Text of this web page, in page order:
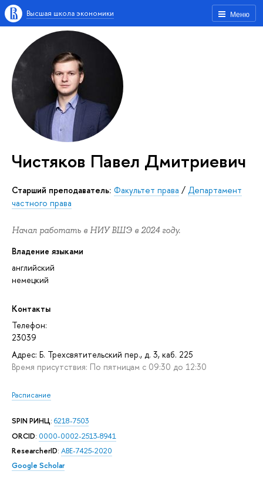
Меню
Высшая школа экономики
Чистяков Павел Дмитриевич
старший преподаватель: Факультет права / Департамент
частного права
Начал работать в НИУ ВШЭ в 2024 году.
Владение языками
английский
немецкий
Контакты
Телефон:
23039
Адрес: Б. Трехсвятительский пер., д. 3, каб. 225
Время присутствия: По пятницам с 09:30 до 12:30
Расписание
SPIN РИНЦ: 6218-7503
ORCID: 0000-0002-2513-8941
ResearcherID: ABE-7425-2020
Google Scholar